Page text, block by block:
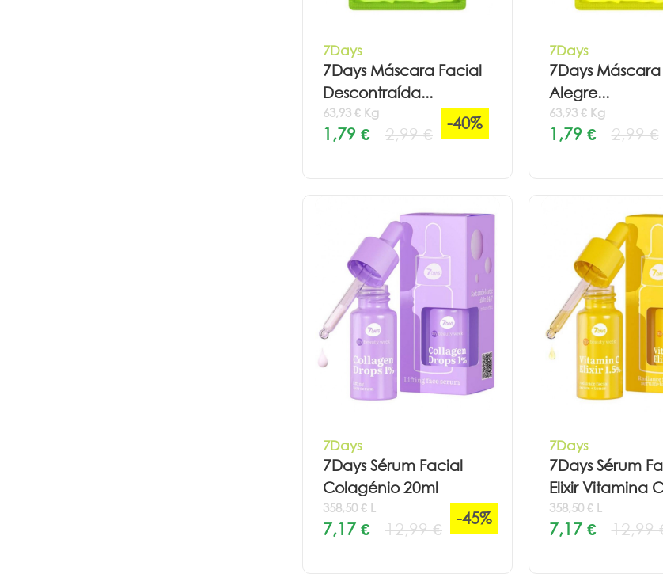
7Days
7Days Máscara Facial
Descontraída...
63,93 € Kg
1,79 € 2,99 €
-40%
7Days
7Days
Alegre...
63,93 € Kg
1,79 € 2,99 €
7Days
7Days Sérum Facial
Colagénio 20ml
358,50 € L
7,17 € 12,99 €
-45%
7Days
7Days Sérum
Elixir Vitamina
358,50 € L
7,17 € 12,99